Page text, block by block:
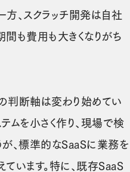
、スクラッチ開発は自社
も費用も大きくなりがち
判断軸は変わり始めてい
ムを小さく作り、現場で検
、標準的なSaaSに業務を
います。特に、既存SaaS